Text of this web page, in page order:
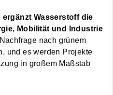
ergänzt Wasserstoff die
Mobilität und Industrie
nach grünem
und es werden Projekte
in großem Maßstab